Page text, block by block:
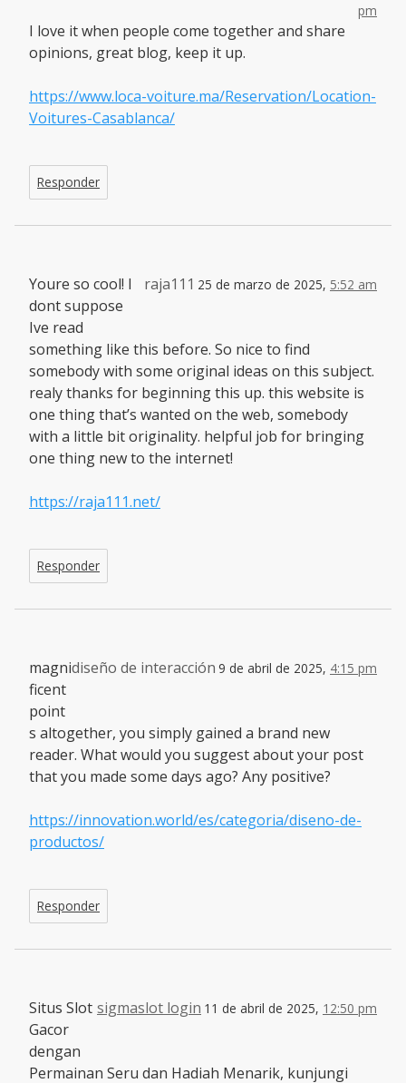
pm
I love it when people come together and share
opinions, great blog, keep it up.
https://www.loca-voiture.ma/Reservation/Location-
Voitures-Casablanca/
Responder
raja111 25 de marzo de 2025, 5:52 am
Youre so cool! I
dont suppose
Ive read
something like this before. So nice to find
somebody with some original ideas on this subject.
realy thanks for beginning this up. this website is
one thing that’s wanted on the web, somebody
with a little bit originality. helpful job for bringing
one thing new to the internet!
https://raja111.net/
Responder
diseño de interacción 9 de abril de 2025, 4:15 pm
magni
ficent
point
s altogether, you simply gained a brand new
reader. What would you suggest about your post
that you made some days ago? Any positive?
https://innovation.world/es/categoria/diseno-de-
productos/
Responder
sigmaslot login 11 de abril de 2025, 12:50 pm
Situs Slot
Gacor
dengan
Permainan Seru dan Hadiah Menarik, kunjungi